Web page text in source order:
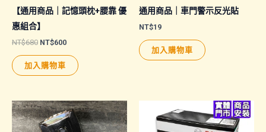
【通用商品｜記憶頭枕+腰靠 優
惠組合】
NT$680 原
價
格：
NT$600目
格：
加入購物車
通用商品｜車門警示反光貼
NT$19
加入購物車